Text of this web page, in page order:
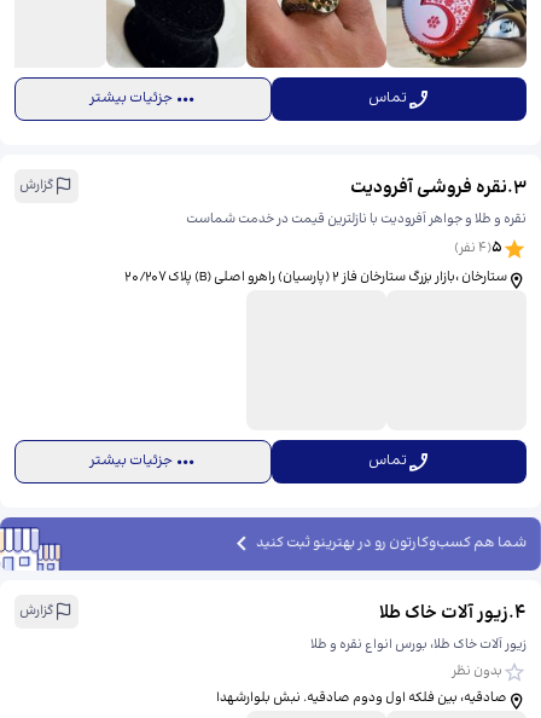
تماس جزئیات بیشتر
3
.نقره فروشی آفرودیت
گزارش
نقره و طلا و جواهر آفرودیت با نازلترین قیمت در خدمت شماست
5
(
4نفر)
ستارخان ،بازار بزرگ ستارخان فاز ۲ (پارسیان) راهرو اصلی (B) پلاک ۲۰/۲۰۷
تماس جزئیات بیشتر
شما هم کسب‌وکارتون رو در بهترینو ثبت کنید
4
.زیور آلات خاک طلا
گزارش
زیور آلات خاک طلا، بورس انواع نقره و طلا
بدون نظر
صادقیه، بین فلکه اول ودوم صادقیه. نبش بلوارشهدا